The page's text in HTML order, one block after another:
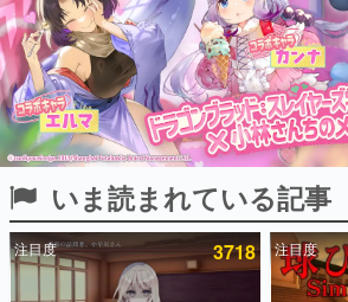
ピックアップ
電ファミのいま読まれている記事ランキング
いま読まれている記事
注目度 3718 注目度